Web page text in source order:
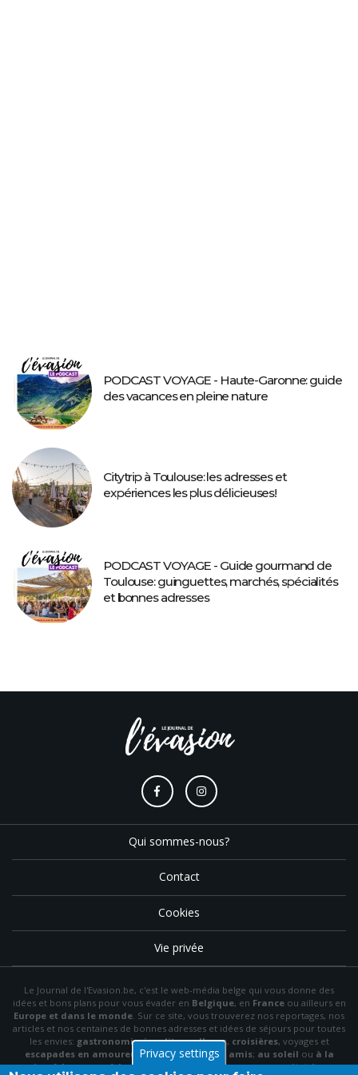
PODCAST VOYAGE - Haute-Garonne: guide
des vacances en pleine nature
Citytrip à Toulouse: les adresses et
expériences les plus délicieuses!
PODCAST VOYAGE - Guide gourmand de
Toulouse: guinguettes, marchés, spécialités
et bonnes adresses
Qui sommes-nous?
Contact
Cookies
Vie privée
Le Journal de l'Evasion.be, c'est le web-média belge qui vous donne des
idées et bons plans pour vous évader en Belgique, en Franceou ailleurs en
Europe et dans le monde. Sur ce site, vous trouverez nos reportages, nos
articles et nos centaines de bonnes adresses et idées de séjours pour toutes
les envies: gastronomie,insolite,wellness, croisières, voyages et
escapades en amoureux ,en famille,entre amis; au soleil ou à la
neige,à la merouà la montagne à la campagneou encitytrip, en
Privacy settings